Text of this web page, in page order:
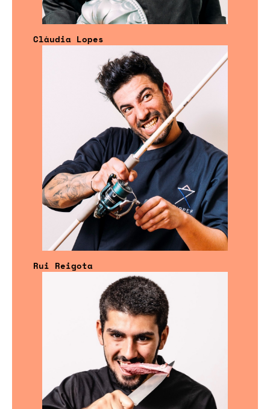
Cláudia Lopes
Rui Reigota